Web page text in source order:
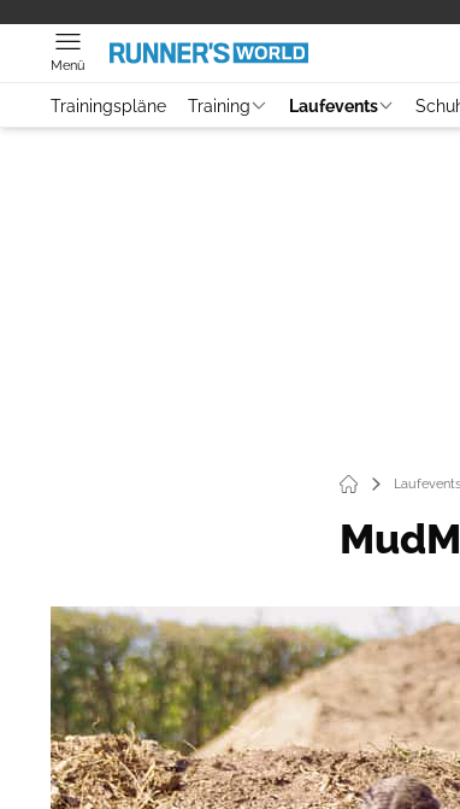
Menü
Trainingspläne Training Laufevents
Laufevents